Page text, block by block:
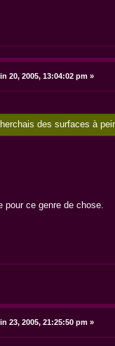
20, 2005, 13:04:02 pm »
des surfaces à
ce genre de chose.
23, 2005, 21:25:50 pm »